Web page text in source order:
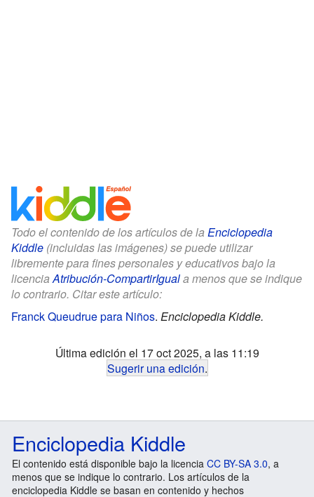
Todo el contenido de los artículos de la Enciclopedia
Kiddle (incluidas las imágenes) se puede utilizar
libremente para fines personales y educativos bajo la
licenciaAtribución-CompartirIguala menos que se indique
lo contrario. Citar este artículo:
Franck Queudrue para Niños. Enciclopedia Kiddle.
Última edición el 17 oct 2025, a las 11:19
Sugerir una edición.
Enciclopedia Kiddle
El contenido está disponible bajo la licencia CC BY-SA 3.0, a
menos que se indique lo contrario. Los artículos de la
enciclopedia Kiddle se basan en contenido y hechos